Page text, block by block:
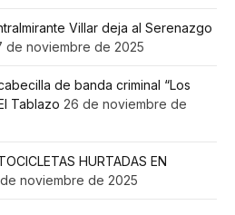
Villar deja al Serenazgo
de noviembre de 2025
de banda criminal “Los
Tablazo 26 de noviembre de
HURTADAS EN
noviembre de 2025